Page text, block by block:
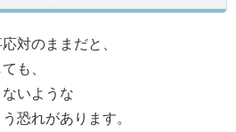
対のままだと、
も、
いような
恐れがあります。